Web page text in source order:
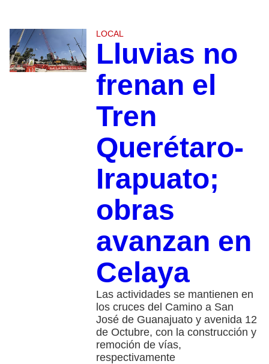
LOCAL
Lluvias no
frenan el
Tren
Querétaro-
Irapuato;
obras
avanzan en
Celaya
Las actividades se mantienen en
los cruces del Camino a San
José de Guanajuato y avenida 12
de Octubre, con la construcción y
remoción de vías,
respectivamente